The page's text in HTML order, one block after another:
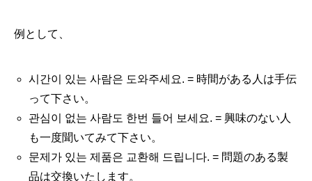
例として、
시간이 있는 사람은 도와주세요. = 時間がある人は手伝
って下さい。
관심이 없는 사람도 한번 들어 보세요. = 興味のない人
も一度聞いてみて下さい。
문제가 있는 제품은 교환해 드립니다. = 問題のある製
品は交換いたします。